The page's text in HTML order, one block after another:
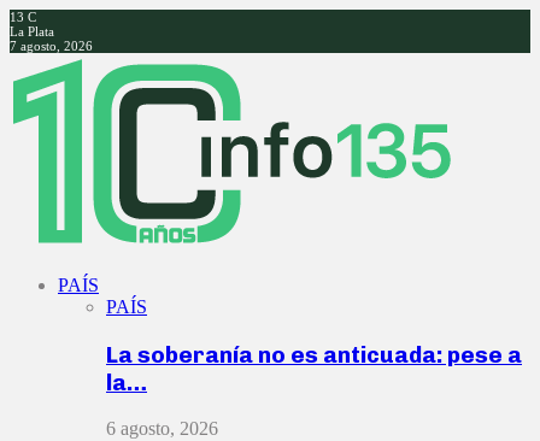
13 C
La Plata
7 agosto, 2026
Facebook
Twitter
Instagram
Youtube
PAÍS
PAÍS
La soberanía no es anticuada: pese a
la…
6 agosto, 2026